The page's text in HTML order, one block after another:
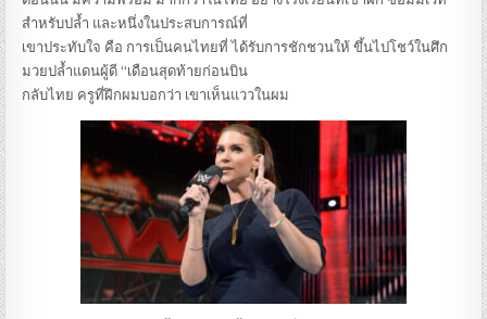
สำหรับปล้ำ และหนึ่งในประสบการณ์ที่
เขาประทับใจ คือ การเป็นคนไทยที่ ได้รับการชักชวนให้ ขึ้นไปโชว์ในศึก
มวยปล้ำแดนผู้ดี “เดือนสุดท้ายก่อนบิน
กลับไทย ครูที่ฝึกผมบอกว่า เขาเห็นแววในผม